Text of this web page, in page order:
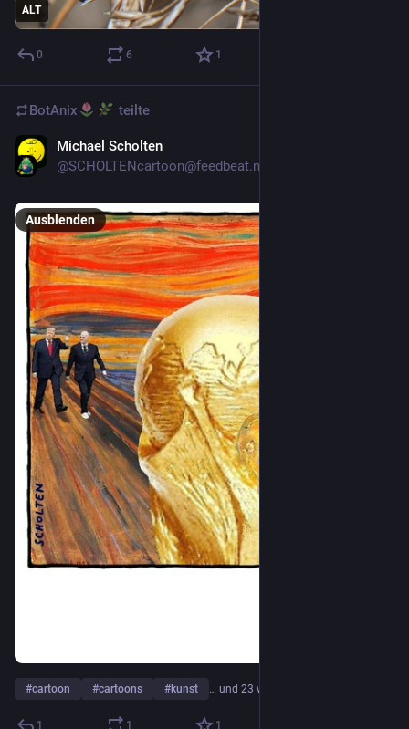
ALT
0 6 1
BotAnix teilte
Michael Scholten
@SCHOLTENcartoon@feedbeat.me
Ausblenden
#cartoon #cartoons #kunst … und 23 weitere
1 1 1